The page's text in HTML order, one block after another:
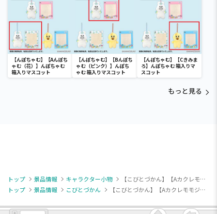
【んぽちゃむ】【Aんぽち
ゃむ（花）】んぽちゃむ
箱入りマスコット
【んぽちゃむ】【Bんぽち
ゃむ（ピンク）】んぽち
ゃむ 箱入りマスコット
【んぽちゃむ】【Cきみま
ろ】んぽちゃむ 箱入りマ
スコット
もっと見る
トップ 景品情報 キャラクター小物
【こびとづかん】【Aカクレモモジリ】こびとづかん デフォルメマスコット
トップ
景品情報 こびとづかん 【こびとづかん】【Aカクレモモジリ】こびとづかん デフォルメマスコット